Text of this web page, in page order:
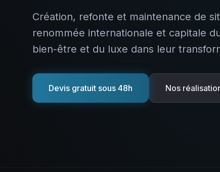
Création, refonte et maintenance de
renommée internationale et capitale
bien-être et du luxe dans leur
Devis gratuit sous 48h Nos